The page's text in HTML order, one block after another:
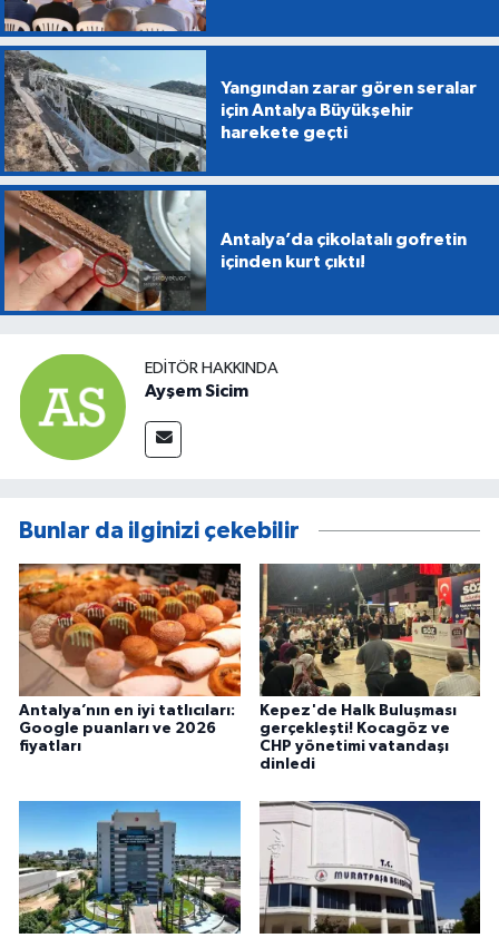
Yangından zarar gören seralar
için Antalya Büyükşehir
harekete geçti
Antalya’da çikolatalı gofretin
içinden kurt çıktı!
EDITÖR HAKKINDA
Ayşem Sicim
Bunlar da ilginizi çekebilir
Antalya’nın en iyi tatlıcıları:
Google puanları ve 2026
fiyatları
Kepez'de Halk Buluşması
gerçekleşti! Kocagöz ve
CHP yönetimi vatandaşı
dinledi